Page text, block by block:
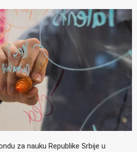
za nauku Republike Srbije u